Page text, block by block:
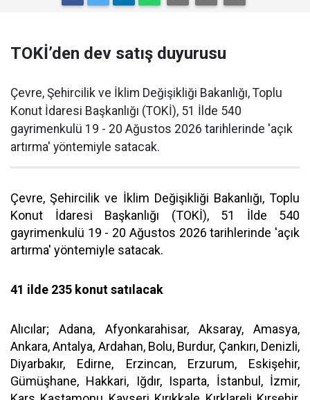
TOKİ’den dev satış duyurusu
Çevre, Şehircilik ve İklim Değişikliği Bakanlığı, Toplu
Konut İdaresi Başkanlığı (TOKİ), 51 İlde 540
gayrimenkulü 19 - 20 Ağustos 2026 tarihlerinde 'açık
artırma' yöntemiyle satacak.
Çevre, Şehircilik ve İklim Değişikliği Bakanlığı, Toplu
Konut İdaresi Başkanlığı (TOKİ), 51 İlde 540
gayrimenkulü 19 - 20 Ağustos 2026 tarihlerinde 'açık
artırma' yöntemiyle satacak.
41 ilde 235 konut satılacak
Alıcılar; Adana, Afyonkarahisar, Aksaray, Amasya,
Ankara, Antalya, Ardahan, Bolu, Burdur, Çankırı, Denizli,
Diyarbakır, Edirne, Erzincan, Erzurum, Eskişehir,
Gümüşhane, Hakkari, Iğdır, Isparta, İstanbul, İzmir,